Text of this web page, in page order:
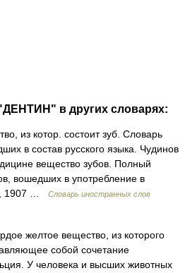
в других словарях:
из котор. состоит зуб. Словарь
в состав русского языка. Чудинов
вещество зубов. Полный
вошедших в употребление в
1907 …
Словарь иностранных слов
желтое вещество, из которого
собой сочетание
У человека и высших животных